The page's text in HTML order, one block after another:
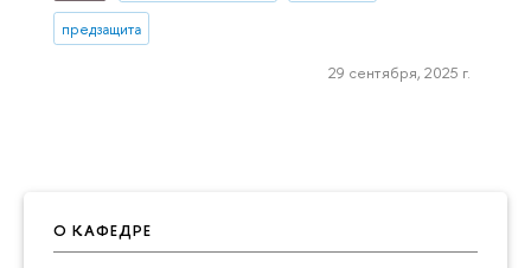
О КАФЕДРЕ
предзащита
29 сентября, 2025 г.